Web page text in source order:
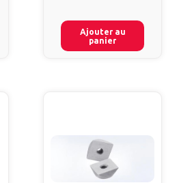
Ajouter au
panier